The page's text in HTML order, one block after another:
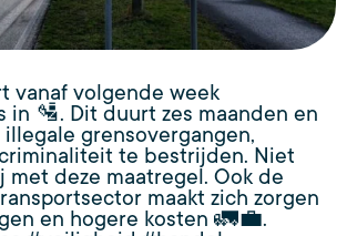
vanaf volgende week
in 🛂. Dit duurt zes maanden en
grensovergangen,
te bestrijden. Niet
met deze maatregel. Ook de
maakt zich zorgen
en hogere kosten 🚛💼.